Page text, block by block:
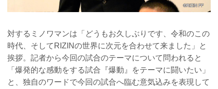
対するミノワマンは「どうもお久しぶりです、令和のこの
時代、そしてRIZINの世界に次元を合わせて来ました」と
挨拶。記者から今回の試合のテーマについて問われると
「爆発的な感動をする試合『爆動』をテーマに闘いたい」
と、独自のワードで今回の試合へ臨む意気込みを表現して